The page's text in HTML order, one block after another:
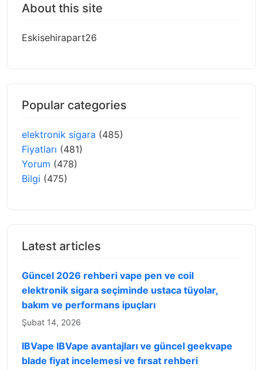
About this site
Eskisehirapart26
Popular categories
elektronik sigara (485)
Fiyatları (481)
Yorum (478)
Bilgi (475)
Latest articles
Güncel 2026 rehberi vape pen ve coil
elektronik sigara seçiminde ustaca tüyolar,
bakım ve performans ipuçları
Şubat 14, 2026
IBVape IBVape avantajları ve güncel geekvape
blade fiyat incelemesi ve fırsat rehberi